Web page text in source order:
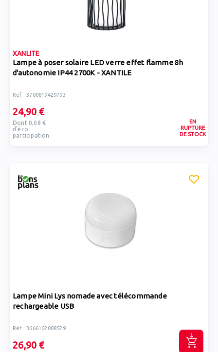
XANLITE
Lampe à poser solaire LED verre effet flamme 8h
d'autonomie IP44 2700K - XANTILE
Réf : 3700619429793
24,90 €
Dont 0,08 €
d'éco-
participation
EN
RUPTURE
DE STOCK
Lampe Mini Lys nomade avec télécommande
rechargeable USB
Réf : 3666162008529
26,90 €